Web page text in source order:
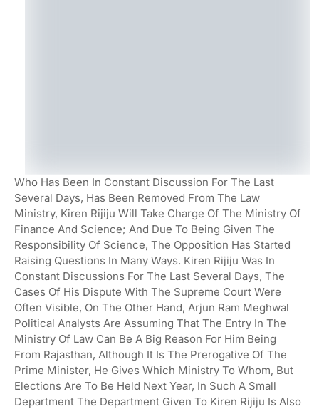
Who Has Been In Constant Discussion For The Last
Several Days, Has Been Removed From The Law
Ministry, Kiren Rijiju Will Take Charge Of The Ministry Of
Finance And Science; And Due To Being Given The
Responsibility Of Science, The Opposition Has Started
Raising Questions In Many Ways. Kiren Rijiju Was In
Constant Discussions For The Last Several Days, The
Cases Of His Dispute With The Supreme Court Were
Often Visible, On The Other Hand, Arjun Ram Meghwal
Political Analysts Are Assuming That The Entry In The
Ministry Of Law Can Be A Big Reason For Him Being
From Rajasthan, Although It Is The Prerogative Of The
Prime Minister, He Gives Which Ministry To Whom, But
Elections Are To Be Held Next Year, In Such A Small
Department The Department Given To Kiren Rijiju Is Also